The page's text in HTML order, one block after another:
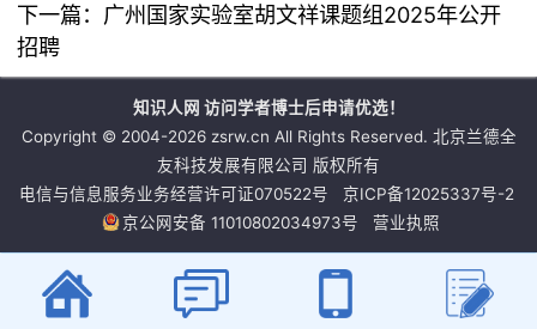
下一篇： 广州国家实验室胡文祥课题组2025年公开
招聘
知识人网 访问学者博士后申请优选！
Copyright © 2004-2026 zsrw.cn All Rights Reserved. 北京兰德全
友科技发展有限公司 版权所有
电信与信息服务业务经营许可证070522号
京ICP备12025337号-2
京公网安备 11010802034973号
营业执照